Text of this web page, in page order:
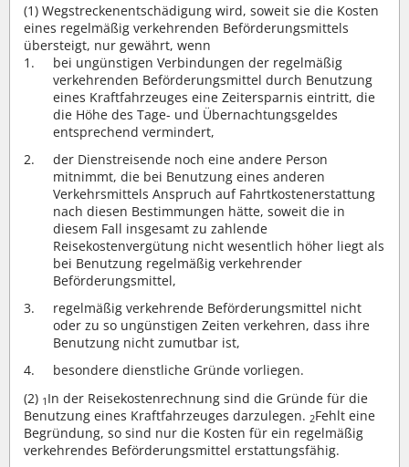
(1) Wegstreckenentschädigung wird, soweit sie die Kosten
eines regelmäßig verkehrenden Beförderungsmittels
übersteigt, nur gewährt, wenn
bei ungünstigen Verbindungen der regelmäßig
verkehrenden Beförderungsmittel durch Benutzung
eines Kraftfahrzeuges eine Zeitersparnis eintritt, die
die Höhe des Tage- und Übernachtungsgeldes
entsprechend vermindert,
der Dienstreisende noch eine andere Person
mitnimmt, die bei Benutzung eines anderen
Verkehrsmittels Anspruch auf Fahrtkostenerstattung
nach diesen Bestimmungen hätte, soweit die in
diesem Fall insgesamt zu zahlende
Reisekostenvergütung nicht wesentlich höher liegt als
bei Benutzung regelmäßig verkehrender
Beförderungsmittel,
regelmäßig verkehrende Beförderungsmittel nicht
oder zu so ungünstigen Zeiten verkehren, dass ihre
Benutzung nicht zumutbar ist,
besondere dienstliche Gründe vorliegen.
(2) 1 In der Reisekostenrechnung sind die Gründe für die
Benutzung eines Kraftfahrzeuges darzulegen. 2Fehlt eine
Begründung, so sind nur die Kosten für ein regelmäßig
verkehrendes Beförderungsmittel erstattungsfähig.